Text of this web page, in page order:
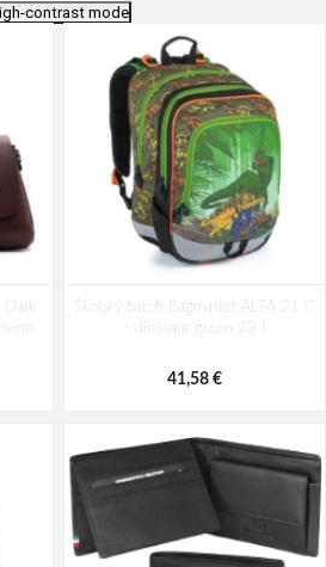
AM-581-05 modrá 19 L
94,29 €
contrast mode
Školský batoh Bagmaster ALFA 21 C
- dinosaur green 23 l
41,58 €